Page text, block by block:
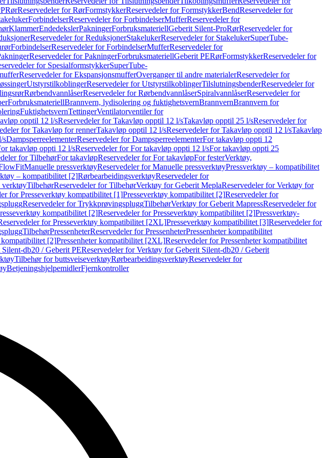
RørReservedeler for RørFormstykkerReservedeler for FormstykkerBendReservedeler for
ForbindelserReservedeler for ForbindelserMufferReservedeler for
KlammerEndedekslerPakningerForbruksmateriellGeberit Silent-ProRørReservedeler for
Reservedeler for ReduksjonerStakelukerReservedeler for StakelukerSuperTube-
ForbindelserReservedeler for ForbindelserMufferReservedeler for
Reservedeler for PakningerForbruksmateriellGeberit PERørFormstykkerReservedeler for
for SpesialformstykkerSuperTube-
Reservedeler for EkspansjonsmufferOverganger til andre materialerReservedeler for
UtstyrstilkoblingerReservedeler for UtstyrstilkoblingerTilslutningsbenderReservedeler for
RørbendvannlåserReservedeler for RørbendvannlåserSpiralvannlåserReservedeler for
ForbruksmateriellBrannvern, lydisolering og fuktighetsvernBrannvernBrannvern for
FuktighetsvernTettingerVentilatorventiler for
opptil 12 l/sReservedeler for Takavløp opptil 12 l/sTakavløp opptil 25 l/sReservedeler for
for Takavløp for rennerTakavløp opptil 12 l/sReservedeler for Takavløp opptil 12 l/sTakavløp
sDampsperreelementerReservedeler for DampsperreelementerFor takavløp oppti 12
takavløp oppti 12 l/sReservedeler for For takavløp oppti 12 l/sFor takavløp oppti 25
for TilbehørFor takavløpReservedeler for For takavløpFor festerVerktøy,
Manuelle pressverktøyReservedeler for Manuelle pressverktøyPressverktøy – kompatibilitet
– kompatibilitet [2]RørbearbeidingsverktøyReservedeler for
verktøyTilbehørReservedeler for TilbehørVerktøy for Geberit MeplaReservedeler for Verktøy for
for Presseverktøy kompatibilitet [1]Presseverktøy kompatibilitet [2]Reservedeler for
Reservedeler for TrykkprøvingspluggTilbehørVerktøy for Geberit MapressReservedeler for
kompatibilitet [2]Reservedeler for Presseverktøy kompatibilitet [2]Pressverktøy-
for Presseverktøy kompatibilitet [2XL]Presseverktøy kompatibilitet [3]Reservedeler for
TilbehørPressenheterReservedeler for PressenheterPressenheter kompatibilitet
kompatibilitet [2]Pressenheter kompatibilitet [2XL]Reservedeler for Pressenheter kompatibilitet
db20 / Geberit PEReservedeler for Verktøy for Geberit Silent-db20 / Geberit
Tilbehør for buttsveiseverktøyRørbearbeidingsverktøyReservedeler for
BetjeningshjelpemidlerFjernkontroller